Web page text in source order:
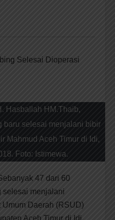
Selesai Dioperasi
Hasballah HM.Thaib,
baru selesai menjalani bibir
Mahmud Aceh Timur di Idi,
Foto: Istimewa.
47 dari 60
selesai menjalani
Daerah (RSUD)